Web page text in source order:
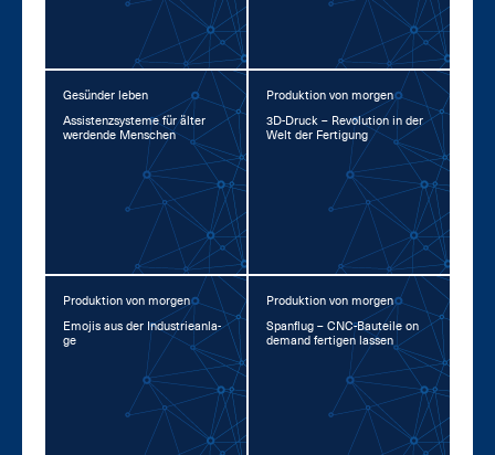
Gesünder leben
As­sis­tenz­sys­te­me für äl­ter
wer­den­de Men­schen
Produktion von morgen
3D-Druck – Re­vo­lu­ti­on in der
Welt der Fer­ti­gung
Produktion von morgen
Emo­jis aus der In­dus­trie­an­la­
ge
Produktion von morgen
Span­flug – CNC-Bau­tei­le on
de­mand fer­ti­gen las­sen